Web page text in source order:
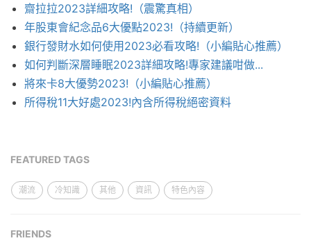
齋拉拉2023詳細攻略!（震驚真相）
年股東會紀念品6大優點2023!（持續更新）
銀行發財水如何使用2023必看攻略!（小編貼心推薦）
如何判斷深層睡眠2023詳細攻略!專家建議咁做...
將來卡8大優勢2023!（小編貼心推薦）
所得稅11大好處2023!內含所得稅絕密資料
FEATURED TAGS
潮流 冷知識 其他 資訊 特色內容
FRIENDS